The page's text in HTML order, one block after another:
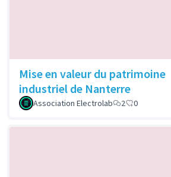
Mise en valeur du patrimoine
industriel de Nanterre
Association Electrolab 2 0